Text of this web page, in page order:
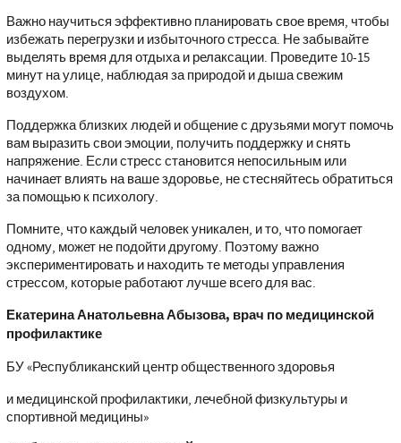
Важно научиться эффективно планировать свое время, чтобы
избежать перегрузки и избыточного стресса. Не забывайте
выделять время для отдыха и релаксации. Проведите 10-15
минут на улице, наблюдая за природой и дыша свежим
воздухом.
Поддержка близких людей и общение с друзьями могут помочь
вам выразить свои эмоции, получить поддержку и снять
напряжение. Если стресс становится непосильным или
начинает влиять на ваше здоровье, не стесняйтесь обратиться
за помощью к психологу.
Помните, что каждый человек уникален, и то, что помогает
одному, может не подойти другому. Поэтому важно
экспериментировать и находить те методы управления
стрессом, которые работают лучше всего для вас.
Екатерина Анатольевна Абызова, врач по медицинской
профилактике
БУ «Республиканский центр общественного здоровья
и медицинской профилактики, лечебной физкультуры и
спортивной медицины»